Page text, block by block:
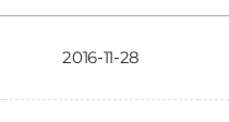
2016-11-28